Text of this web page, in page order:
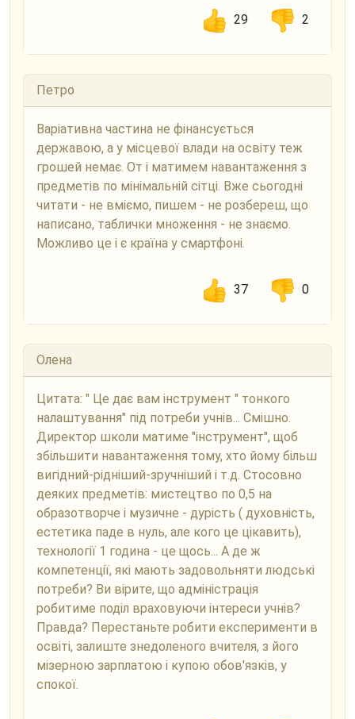
29 2
Петро
Варіативна частина не фінансується
державою, а у місцевої влади на освіту теж
грошей немає. От і матимем навантаження з
предметів по мінімальній сітці. Вже сьогодні
читати - не вміємо, пишем - не розбереш, що
написано, таблички множення - не знаємо.
Можливо це і є країна у смартфоні.
37 0
Олена
Цитата: " Це дає вам інструмент " тонкого
налаштування" під потреби учнів... Смішно.
Директор школи матиме "інструмент", щоб
збільшити навантаження тому, хто йому більш
вигідний-рідніший-зручніший і т.д. Стосовно
деяких предметів: мистецтво по 0,5 на
образотворче і музичне - дурість ( духовність,
естетика паде в нуль, але кого це цікавить),
технології 1 година - це щось... А де ж
компетенції, які мають задовольняти людські
потреби? Ви вірите, що адміністрація
робитиме поділ враховуючи інтереси учнів?
Правда? Перестаньте робити експерименти в
освіті, залиште знедоленого вчителя, з його
мізерною зарплатою і купою обов'язків, у
спокої.